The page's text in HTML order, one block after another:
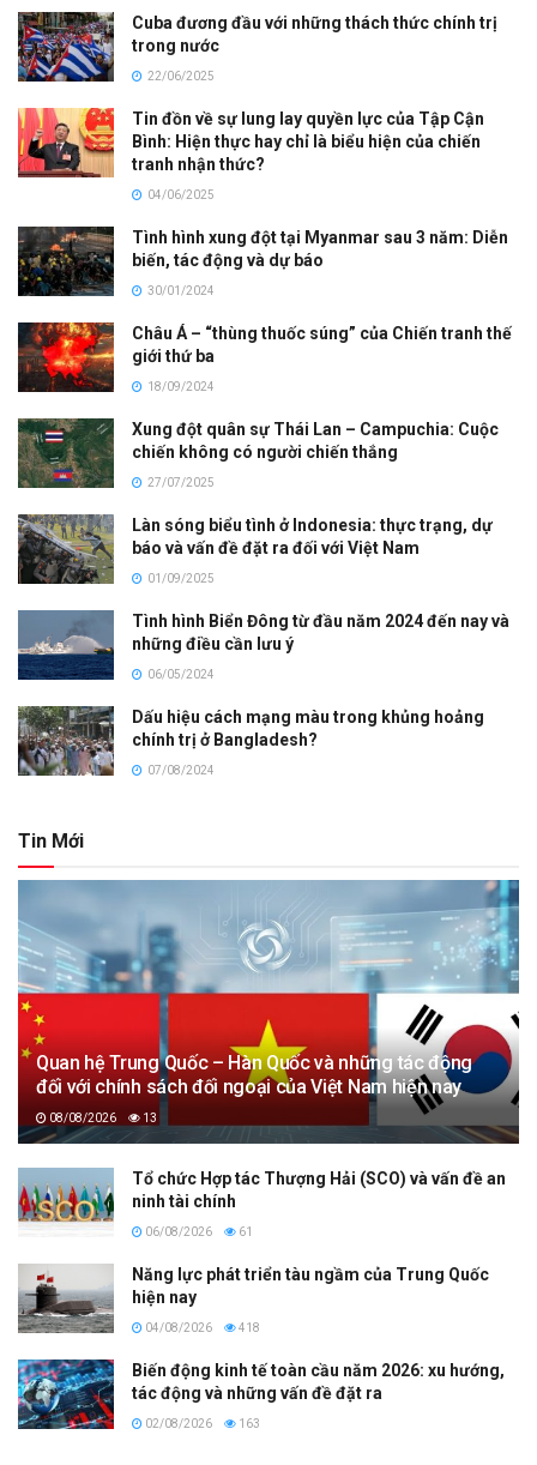
Cuba đương đầu với những thách thức chính trị
trong nước
22/06/2025
Tin đồn về sự lung lay quyền lực của Tập Cận
Bình: Hiện thực hay chỉ là biểu hiện của chiến
tranh nhận thức?
04/06/2025
Tình hình xung đột tại Myanmar sau 3 năm: Diễn
biến, tác động và dự báo
30/01/2024
Châu Á – “thùng thuốc súng” của Chiến tranh thế
giới thứ ba
18/09/2024
Xung đột quân sự Thái Lan – Campuchia: Cuộc
chiến không có người chiến thắng
27/07/2025
Làn sóng biểu tình ở Indonesia: thực trạng, dự
báo và vấn đề đặt ra đối với Việt Nam
01/09/2025
Tình hình Biển Đông từ đầu năm 2024 đến nay và
những điều cần lưu ý
06/05/2024
Dấu hiệu cách mạng màu trong khủng hoảng
chính trị ở Bangladesh?
07/08/2024
Tin Mới
Quan hệ Trung Quốc – Hàn Quốc và những tác động
đối với chính sách đối ngoại của Việt Nam hiện nay
08/08/2026 13
Tổ chức Hợp tác Thượng Hải (SCO) và vấn đề an
ninh tài chính
06/08/2026 61
Năng lực phát triển tàu ngầm của Trung Quốc
hiện nay
04/08/2026 418
Biến động kinh tế toàn cầu năm 2026: xu hướng,
tác động và những vấn đề đặt ra
02/08/2026 163